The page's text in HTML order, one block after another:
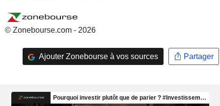
© Zonebourse.com - 2026
Ajouter Zonebourse à vos sources Partager